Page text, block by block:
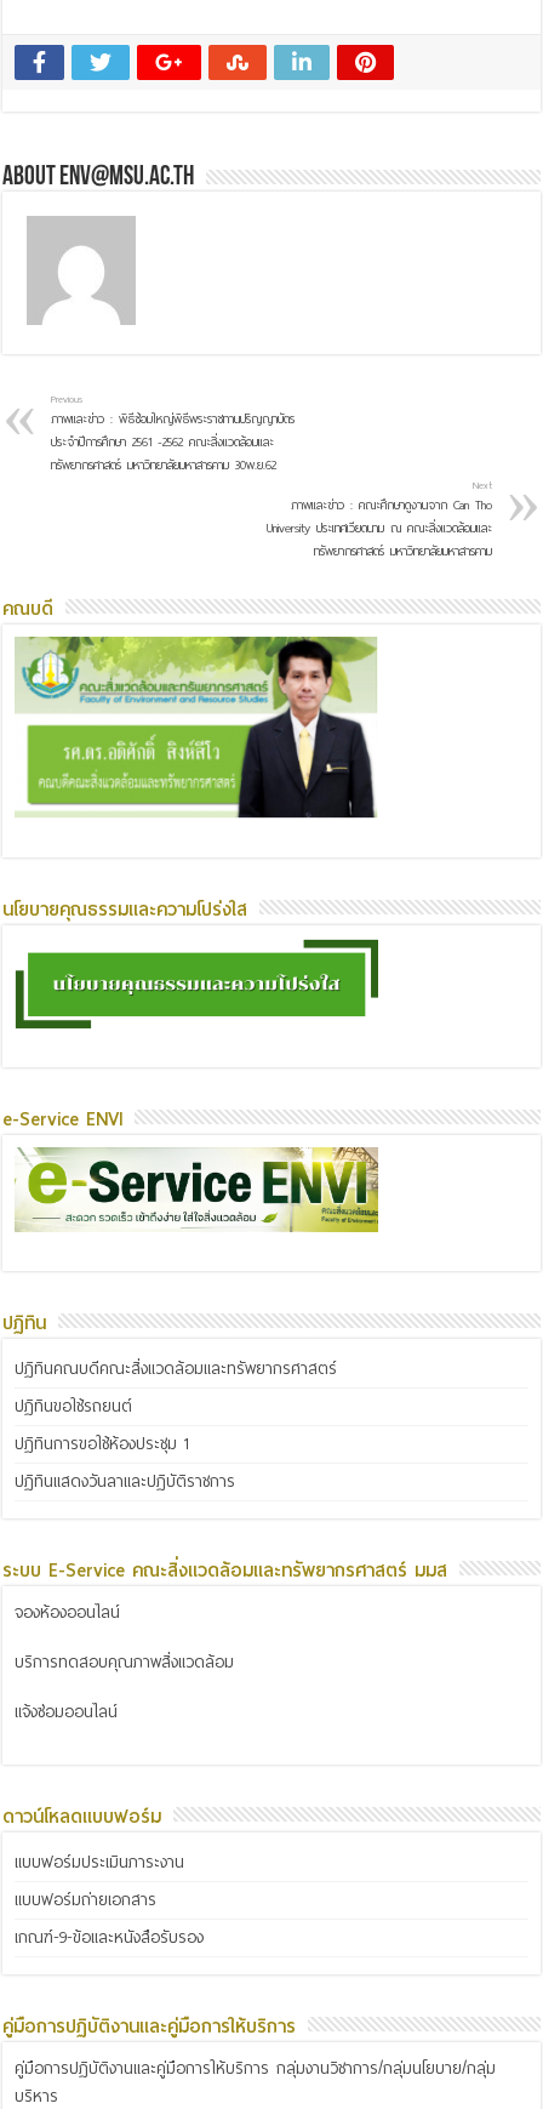
About env@msu.ac.th
Previous
ภาพและข่าว : พิธีซ้อมใหญ่พิธีพระราชทานปริญญาบัตร
ประจำปีการศึกษา 2561 -2562 คณะสิ่งแวดล้อมและ
ทรัพยากรศาสตร์ มหาวิทยาลัยมหาสารคาม 30พ.ย.62
Next
ภาพและข่าว : คณะศึกษาดูงานจาก Can Tho
University ประเทศเวียดนาม ณ คณะสิ่งแวดล้อมและ
ทรัพยากรศาสตร์ มหาวิทยาลัยมหาสารคาม
คณบดี
นโยบายคุณธรรมและความโปร่งใส
e-Service ENVI
ปฏิทิน
ปฏิทินคณบดีคณะสิ่งแวดล้อมและทรัพยากรศาสตร์
ปฏิทินขอใช้รถยนต์
ปฏิทินการขอใช้ห้องประชุม 1
ปฏิทินแสดงวันลาและปฏิบัติราชการ
ระบบ E-Service คณะสิ่งแวดล้อมและทรัพยากรศาสตร์ มมส
จองห้องออนไลน์
บริการทดสอบคุณภาพสิ่งแวดล้อม
แจ้งซ่อมออนไลน์
ดาวน์โหลดแบบฟอร์ม
แบบฟอร์มประเมินภาระงาน
แบบฟอร์มถ่ายเอกสาร
เกณฑ์-9-ข้อและหนังสือรับรอง
คู่มือการปฏิบัติงานและคู่มือการให้บริการ
คู่มือการปฏิบัติงานและคู่มือการให้บริการ กลุ่มงานวิชาการ/กลุ่มนโยบาย/กลุ่ม
บริหาร